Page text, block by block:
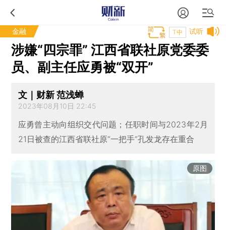
金融 试听
T中
涉嫌“四宗罪” 江西省联社原党委委
员、副主任应勇被“双开”
文｜财新 范浅蝉
2023年08月10日 22:45
应勇曾主动向组织交代问题；任职时间与2023年2月
21日被查的江西省联社原“一把手”孔发龙存在重合
原图